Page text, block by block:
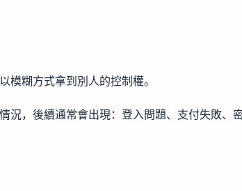
模糊方式拿到別人的控制權。
況，後續通常會出現：登入問題、支付失敗、